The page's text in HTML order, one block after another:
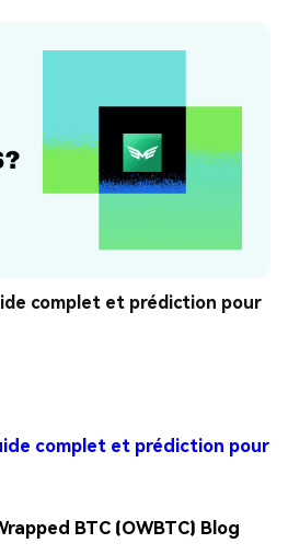
complet et prédiction pour
complet et prédiction pour
BTC (OWBTC) Blog